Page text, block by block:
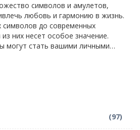
символов и амулетов,
любовь и гармонию в жизнь.
символов до современных
них несет особое значение.
могут стать вашими личными
любви и укреплении отношений.
фактами и пользуйтесь
выбора подходящего талисмана.
(97)